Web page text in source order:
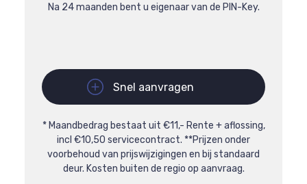
Na 24 maanden bent u eigenaar van de PIN-Key.
Snel aanvragen
* Maandbedrag bestaat uit €11,- Rente + aflossing,
incl €10,50 servicecontract. **Prijzen onder
voorbehoud van prijswijzigingen en bij standaard
deur. Kosten buiten de regio op aanvraag.